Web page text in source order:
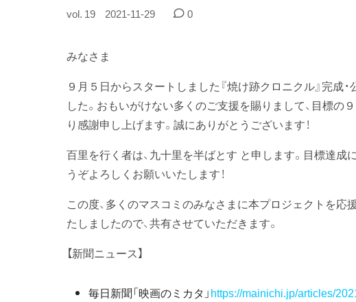
vol. 19 2021-11-29 0
みなさま
９月５日からスタートしました『焼け跡クロニクル』完成
した。おもいがけない多くのご支援を賜りまして、目標の
り感謝申し上げます。誠にありがとうございます！
百里を行く者は、九十里を半ばとす と申します。目標達
うぞよろしくお願いいたします！
この度、多くのマスコミのみなさまに本プロジェクトを
たしましたので、共有させていただきます。
【新聞ニュース】
毎日新聞「映画のミカタ」https://mainichi.jp/articles/